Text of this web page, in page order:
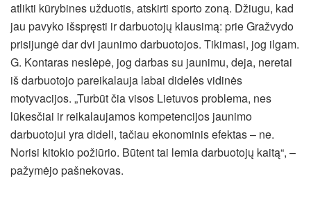
atlikti kūrybines užduotis, atskirti sporto zoną. Džiugu, kad
jau pavyko išspręsti ir darbuotojų klausimą: prie Gražvydo
prisijungė dar dvi jaunimo darbuotojos. Tikimasi, jog ilgam.
G. Kontaras neslėpė, jog darbas su jaunimu, deja, neretai
iš darbuotojo pareikalauja labai didelės vidinės
motyvacijos. „Turbūt čia visos Lietuvos problema, nes
lūkesčiai ir reikalaujamos kompetencijos jaunimo
darbuotojui yra dideli, tačiau ekonominis efektas – ne.
Norisi kitokio požiūrio. Būtent tai lemia darbuotojų kaitą“, –
pažymėjo pašnekovas.